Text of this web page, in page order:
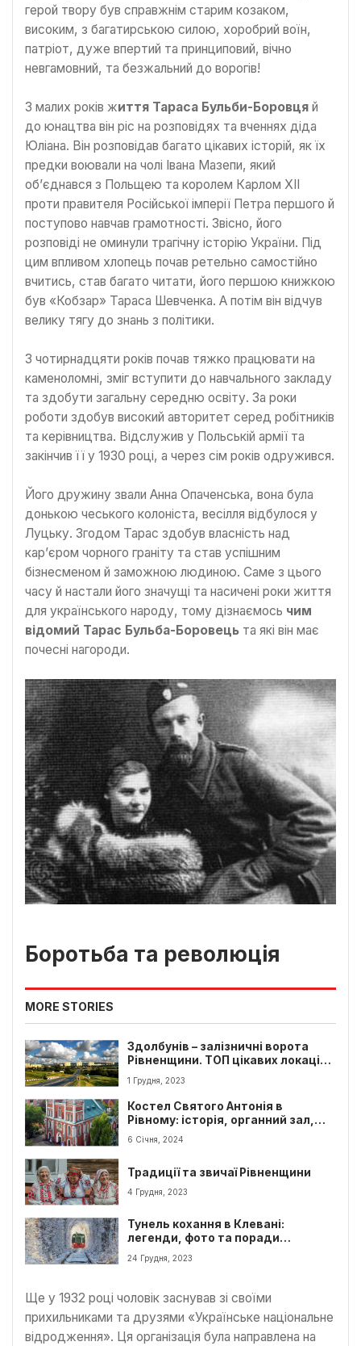
герой твору був справжнім старим козаком,
високим, з багатирською силою, хоробрий воїн,
патріот, дуже впертий та принциповий, вічно
невгамовний, та безжальний до ворогів!
З малих років життя Тараса Бульби-Боровця й
до юнацтва він ріс на розповідях та вченнях діда
Юліана. Він розповідав багато цікавих історій, як їх
предки воювали на чолі Івана Мазепи, який
об’єднався з Польщею та королем Карлом XII
проти правителя Російської імперії Петра першого й
поступово навчав грамотності. Звісно, його
розповіді не оминули трагічну історію України. Під
цим впливом хлопець почав ретельно самостійно
вчитись, став багато читати, його першою книжкою
був «Кобзар» Тараса Шевченка. А потім він відчув
велику тягу до знань з політики.
З чотирнадцяти років почав тяжко працювати на
каменоломні, зміг вступити до навчального закладу
та здобути загальну середню освіту. За роки
роботи здобув високий авторитет серед робітників
та керівництва. Відслужив у Польській армії та
закінчив її у 1930 році, а через сім років одружився.
Його дружину звали Анна Опаченська, вона була
донькою чеського колоніста, весілля відбулося у
Луцьку. Згодом Тарас здобув власність над
кар’єром чорного граніту та став успішним
бізнесменом й заможною людиною. Саме з цього
часу й настали його значущі та насичені роки життя
для українського народу, тому дізнаємось чим
відомий Тарас Бульба-Боровець та які він має
почесні нагороди.
Боротьба та революція
MORE STORIES
Здолбунів – залізничні ворота
Рівненщини. ТОП цікавих локацій
для туристів
1 Грудня, 2023
Костел Святого Антонія в
Рівному: історія, органний зал,
цікаві факти та як відвідати
6 Січня, 2024
Традиції та звичаї Рівненщини
4 Грудня, 2023
Тунель кохання в Клевані:
легенди, фото та поради
туристам
24 Грудня, 2023
Ще у 1932 році чоловік заснував зі своїми
прихильниками та друзями «Українське національне
відродження». Ця організація була направлена на